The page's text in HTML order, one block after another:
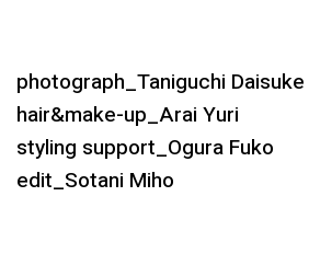
photograph_Taniguchi Daisuke
hair&make-up_Arai Yuri
styling support_Ogura Fuko
edit_Sotani Miho